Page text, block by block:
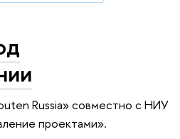
Russia» совместно с НИУ
проектами».